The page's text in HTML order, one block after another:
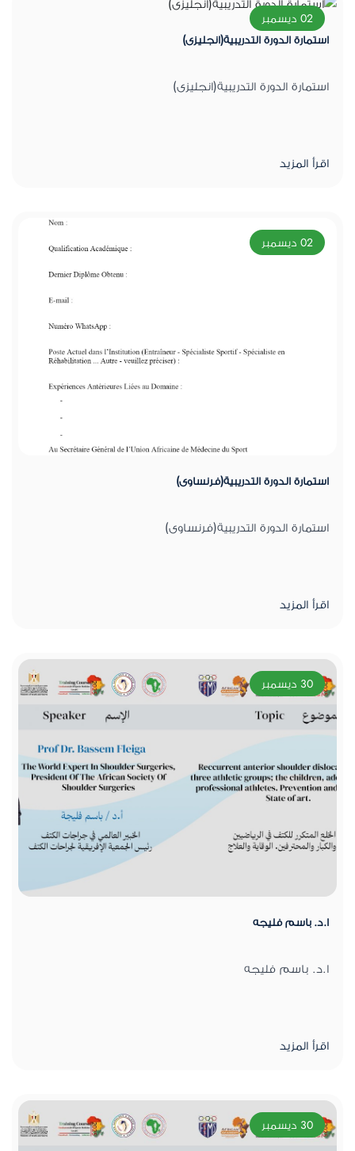
02 ديسمبر
استمارة الدورة التدريبية(انجليزى)
استمارة الدورة التدريبية(انجليزى)
اقرأ المزيد
02 ديسمبر
استمارة الدورة التدريبية(فرنساوى)
استمارة الدورة التدريبية(فرنساوى)
اقرأ المزيد
30 ديسمبر
ا.د. باسم فليجه
ا.د. باسم فليجه
اقرأ المزيد
30 ديسمبر